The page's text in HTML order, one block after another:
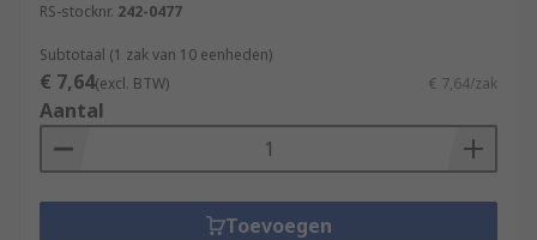
RS-stocknr. 242-0477
Subtotaal (1 zak van 10 eenheden)
€ 7,64(excl. BTW) € 7,64/zak
Aantal
Toevoegen